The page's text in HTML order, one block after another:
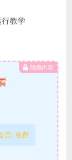
行教学
隐藏内容
员: 免费